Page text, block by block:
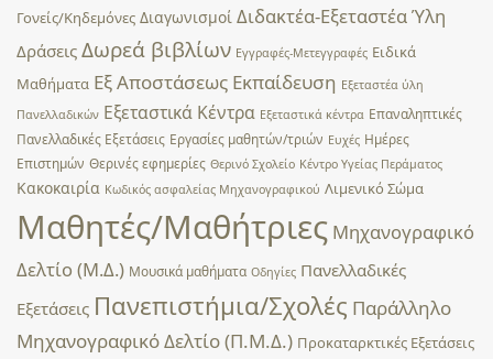
Γονείς/Κηδεμόνες Διαγωνισμοί Διδακτέα-Εξεταστέα Ύλη
Δράσεις Δωρεά βιβλίων Εγγραφές-Μετεγγραφές Ειδικά
Μαθήματα Εξ Αποστάσεως Εκπαίδευση Εξεταστέα ύλη
Πανελλαδικών Εξεταστικά Κέντρα Εξεταστικά κέντρα Επαναληπτικές
Πανελλαδικές Εξετάσεις Εργασίες μαθητών/τριών Ευχές Ημέρες
Επιστημών Θερινές εφημερίες Θερινό Σχολείο Κέντρο Υγείας Περάματος
Κακοκαιρία Κωδικός ασφαλείας Μηχανογραφικού Λιμενικό Σώμα
Μαθητές/Μαθήτριες Μηχανογραφικό
Δελτίο (Μ.Δ.) Μουσικά μαθήματα Οδηγίες Πανελλαδικές
Εξετάσεις Πανεπιστήμια/Σχολές Παράλληλο
Μηχανογραφικό Δελτίο (Π.Μ.Δ.) Προκαταρκτικές Εξετάσεις